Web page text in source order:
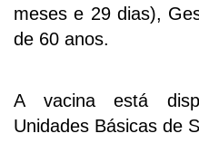
meses e 29 dias),
de 60 anos.
A vacina está
Unidades Básicas de